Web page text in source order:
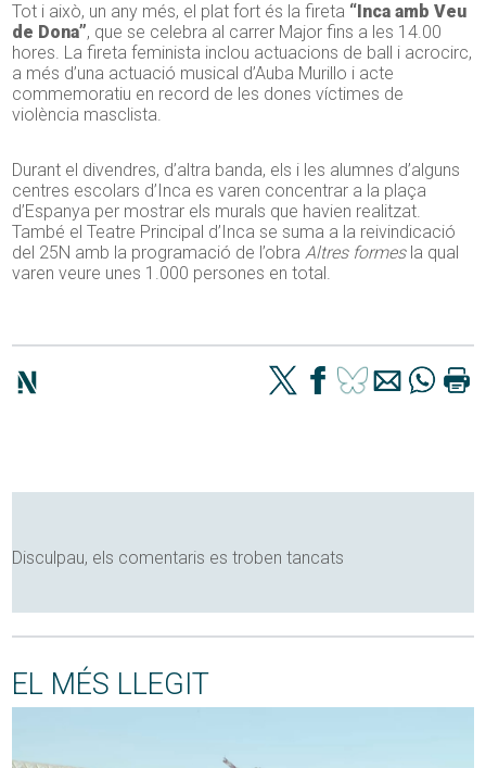
Tot i això, un any més, el plat fort és la fireta “Inca amb Veu
de Dona”, que se celebra al carrer Major fins a les 14.00
hores. La fireta feminista inclou actuacions de ball i acrocirc,
a més d’una actuació musical d’Auba Murillo i acte
commemoratiu en record de les dones víctimes de
violència masclista.
Durant el divendres, d’altra banda, els i les alumnes d’alguns
centres escolars d’Inca es varen concentrar a la plaça
d’Espanya per mostrar els murals que havien realitzat.
També el Teatre Principal d’Inca se suma a la reivindicació
del 25N amb la programació de l’obraAltres formesla qual
varen veure unes 1.000 persones en total.
Disculpau, els comentaris es troben tancats
EL MÉS LLEGIT